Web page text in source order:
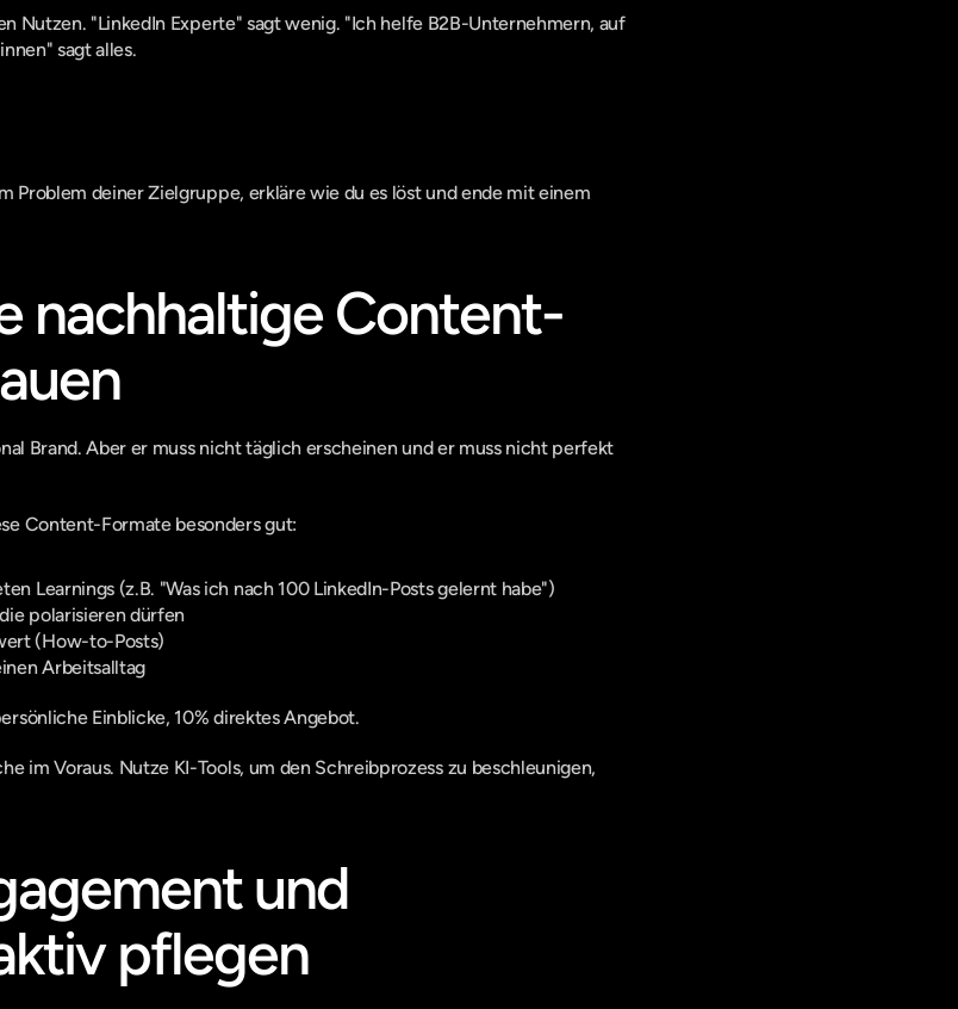
Nutzen. "LinkedIn Experte" sagt wenig. "Ich helfe B2B-Unternehmern, auf
sagt alles.
Problem deiner Zielgruppe, erkläre wie du es löst und ende mit einem
nachhaltige Content-
Brand. Aber er muss nicht täglich erscheinen und er muss nicht perfekt
Content-Formate besonders gut:
Learnings (z.B. "Was ich nach 100 LinkedIn-Posts gelernt habe")
polarisieren dürfen
(How-to-Posts)
Arbeitsalltag
Einblicke, 10% direktes Angebot.
im Voraus. Nutze KI-Tools, um den Schreibprozess zu beschleunigen,
und
pflegen